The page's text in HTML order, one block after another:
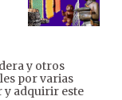
y otros
por varias
y adquirir este